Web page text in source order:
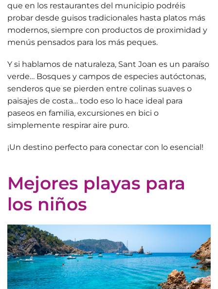
que en los restaurantes del municipio podréis
probar desde guisos tradicionales hasta platos más
modernos, siempre con productos de proximidad y
menús pensados para los más peques.
Y si hablamos de naturaleza, Sant Joan es un paraíso
verde… Bosques y campos de especies autóctonas,
senderos que se pierden entre colinas suaves o
paisajes de costa… todo eso lo hace ideal para
paseos en familia, excursiones en bici o
simplemente respirar aire puro.
¡Un destino perfecto para conectar con lo esencial!
Mejores playas para
los niños